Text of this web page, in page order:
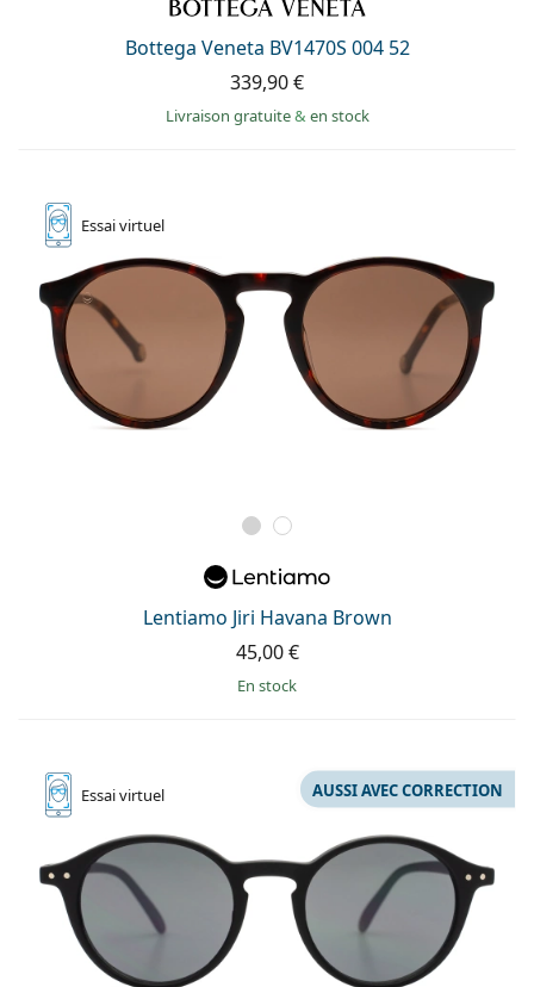
Toutes les marques
Bottega Veneta BV1470S 004 52
339,90 €
Livraison gratuite& en stock
Essaivirtuel
Lentiamo Jiri Havana Brown
45,00 €
en stock
Essaivirtuel AUSSI AVEC CORRECTION